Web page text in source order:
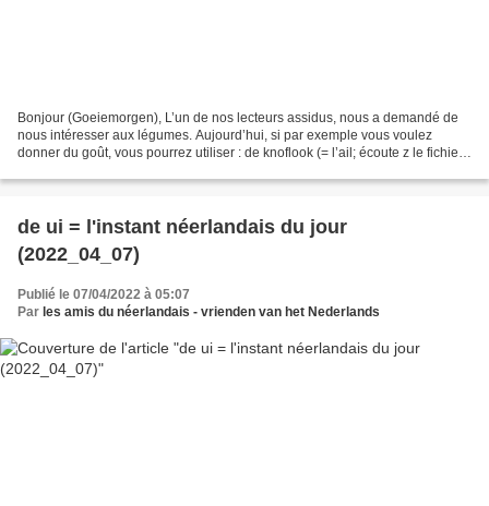
Bonjour (Goeiemorgen), L’un de nos lecteurs assidus, nous a demandé de
nous intéresser aux légumes. Aujourd’hui, si par exemple vous voulez
donner du goût, vous pourrez utiliser : de knoflook (= l’ail; écoute z le fichier
de ui = l'instant néerlandais du jour
(2022_04_07)
Publié le 07/04/2022 à 05:07
Par les amis du néerlandais - vrienden van het Nederlands